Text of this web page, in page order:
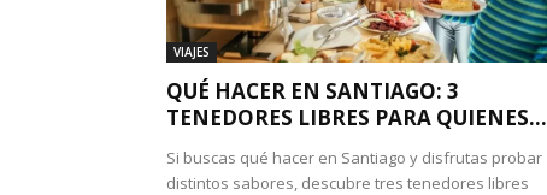
VIAJES
QUÉ HACER EN SANTIAGO: 3
TENEDORES LIBRES PARA QUIENES...
Si buscas qué hacer en Santiago y disfrutas probar
distintos sabores, descubre tres tenedores libres